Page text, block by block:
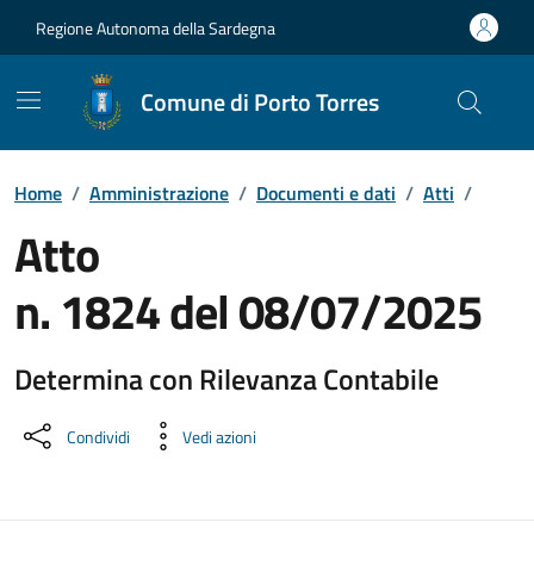
Regione Autonoma della Sardegna
Comune di Porto Torres
Home / Amministrazione / Documenti e dati / Atti /
Atto
n. 1824 del 08/07/2025
Determina con Rilevanza Contabile
Dettaglio del documento
Condividi Vedi azioni